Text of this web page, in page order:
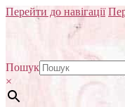
Перейти до навігації
Пошук
×